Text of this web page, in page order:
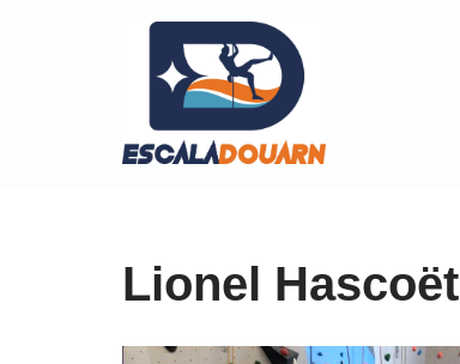
Lionel Hascoët